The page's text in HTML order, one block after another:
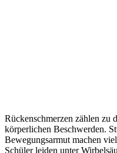
Rückenschmerzen zählen zu
körperlichen Beschwerden.
Bewegungsarmut machen
Schüler leiden unter